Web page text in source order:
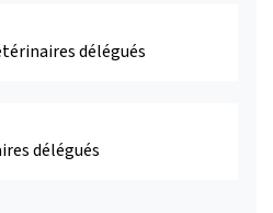
délégués
délégués